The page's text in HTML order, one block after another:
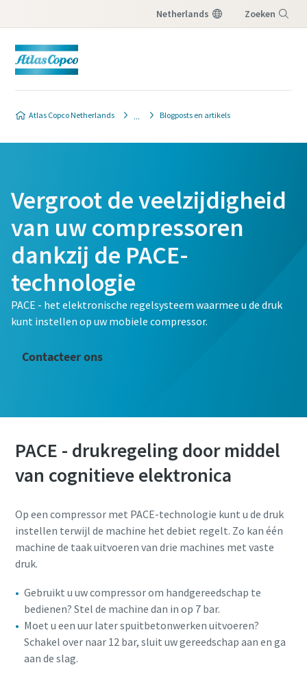
Netherlands Zoeken
Atlas Copco Netherlands Blogposts en artikels
Vergroot de veelzijdigheid
van uw compressoren
dankzij de PACE-
technologie
PACE - het elektronische regelsysteem waarmee u de druk
kunt instellen op uw mobiele compressor.
Contacteer ons
PACE - drukregeling door middel
van cognitieve elektronica
Op een compressor met PACE-technologie kunt u de druk
instellen terwijl de machine het debiet regelt. Zo kan één
machine de taak uitvoeren van drie machines met vaste
druk.
Gebruikt u uw compressor om handgereedschap te
bedienen? Stel de machine dan in op 7 bar.
Moet u een uur later spuitbetonwerken uitvoeren?
Schakel over naar 12 bar, sluit uw gereedschap aan en ga
aan de slag.
Klantverzoek
Alle velden gemarkeerd met een (*) moeten
Voornaam
Achternaam
E-mail
Aanvullende informatie
Bedrijf
Aanvragen
Vraag of verzoek